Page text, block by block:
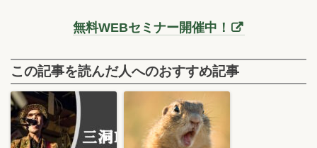
無料WEBセミナー開催中！
この記事を読んだ人へのおすすめ記事